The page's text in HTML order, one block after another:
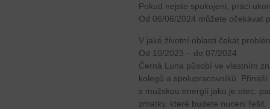
Pokud nejste spokojeni, práci
Od 06/06/2024 můžete očekávat
V jaké životní oblasti čekat
Od 10/2023 – do 07/2024
Černá Luna působí ve vlastním
kolegů a spolupracovníků.
s mužskou energií jako je otec,
zmatky, které budete nuceni